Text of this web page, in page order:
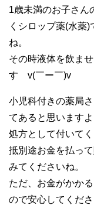
1歳未満のお子さん
くシロップ薬(水薬
ね。
その時液体を飲ま
す v(￣ー￣)v
小児科付きの薬局
てあると思いますよ
処方として付いて
抵別途お金を払っ
みてくださいね。
ただ、お金がかか
ので安心してくださ